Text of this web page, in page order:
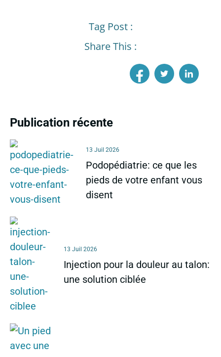
Tag Post :
Share This :
Publication récente
13 Juil 2026
Podopédiatrie: ce que les
pieds de votre enfant vous
disent
13 Juil 2026
Injection pour la douleur au talon:
une solution ciblée